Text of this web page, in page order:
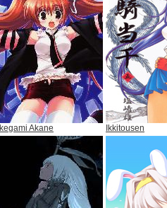
Ikegami Akane Ikkitousen